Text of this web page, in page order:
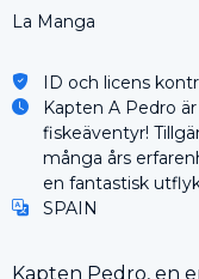
La Manga
ID och licens
Kapten A Pedro
fiskeäventyr!
många års
en fantastisk
SPAIN
Kapten Pedro, en